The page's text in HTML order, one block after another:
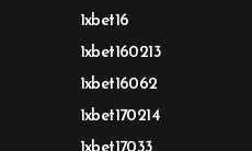
1xbet16
1xbet160213
1xbet16062
1xbet170214